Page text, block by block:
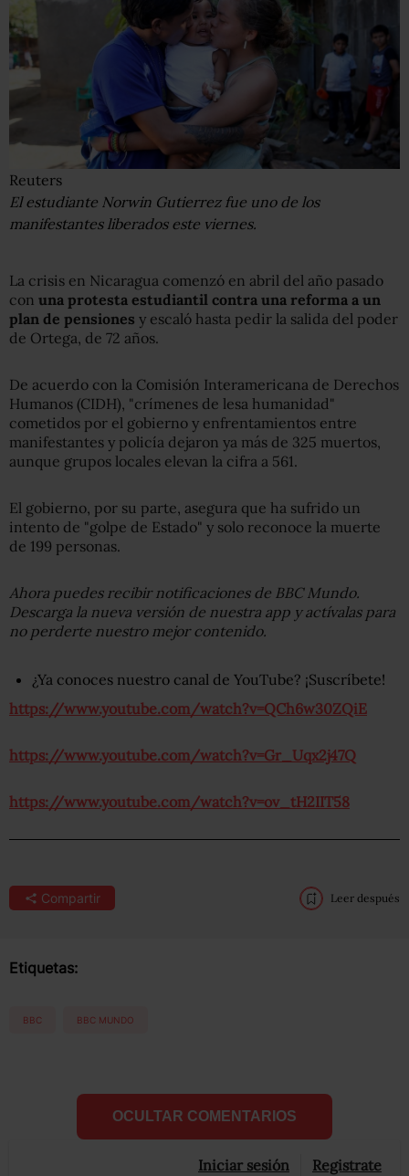
Reuters
El estudiante Norwin Gutierrez fue uno de los
manifestantes liberados este viernes.
La crisis en Nicaragua comenzó en abril del año pasado
con una protesta estudiantil contra una reforma a un
plan de pensiones y escaló hasta pedir la salida del poder
de Ortega, de 72 años.
De acuerdo con la Comisión Interamericana de Derechos
Humanos (CIDH), "crímenes de lesa humanidad"
cometidos por el gobierno y enfrentamientos entre
manifestantes y policía dejaron ya más de 325 muertos,
aunque grupos locales elevan la cifra a 561.
El gobierno, por su parte, asegura que ha sufrido un
intento de "golpe de Estado" y solo reconoce la muerte
de 199 personas.
Ahora puedes recibir notificaciones de BBC Mundo.
Descarga la nueva versión de nuestra app y actívalas para
no perderte nuestro mejor contenido.
¿Ya conoces nuestro canal de YouTube? ¡Suscríbete!
https://www.youtube.com/watch?v=QCh6w30ZQiE
https://www.youtube.com/watch?v=Gr_Uqx2j47Q
https://www.youtube.com/watch?v=ov_tH2IIT58
Compartir Leer después
Etiquetas:
BBC BBC MUNDO
OCULTAR COMENTARIOS
Iniciar sesión Registrate